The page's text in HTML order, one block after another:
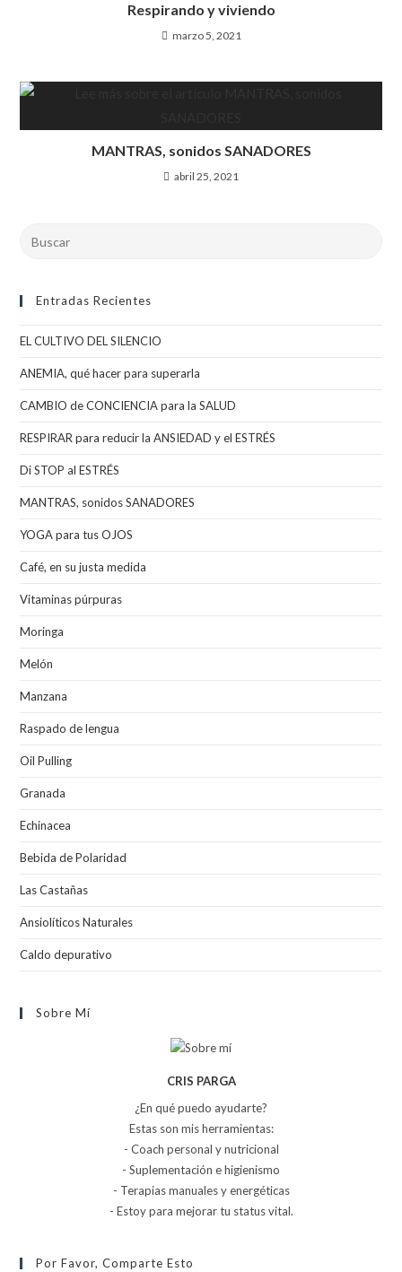
Respirando y viviendo
marzo 5, 2021
MANTRAS, sonidos SANADORES
abril 25, 2021
Entradas Recientes
EL CULTIVO DEL SILENCIO
ANEMIA, qué hacer para superarla
CAMBIO de CONCIENCIA para la SALUD
RESPIRAR para reducir la ANSIEDAD y el ESTRÉS
Di STOP al ESTRÉS
MANTRAS, sonidos SANADORES
YOGA para tus OJOS
Café, en su justa medida
Vitaminas púrpuras
Moringa
Melón
Manzana
Raspado de lengua
Oil Pulling
Granada
Echinacea
Bebida de Polaridad
Las Castañas
Ansiolíticos Naturales
Caldo depurativo
Sobre Mí
CRIS PARGA
¿En qué puedo ayudarte?
Estas son mis herramientas:
- Coach personal y nutricional
- Suplementación e higienismo
- Terapias manuales y energéticas
- Estoy para mejorar tu status vital.
Por Favor, Comparte Esto